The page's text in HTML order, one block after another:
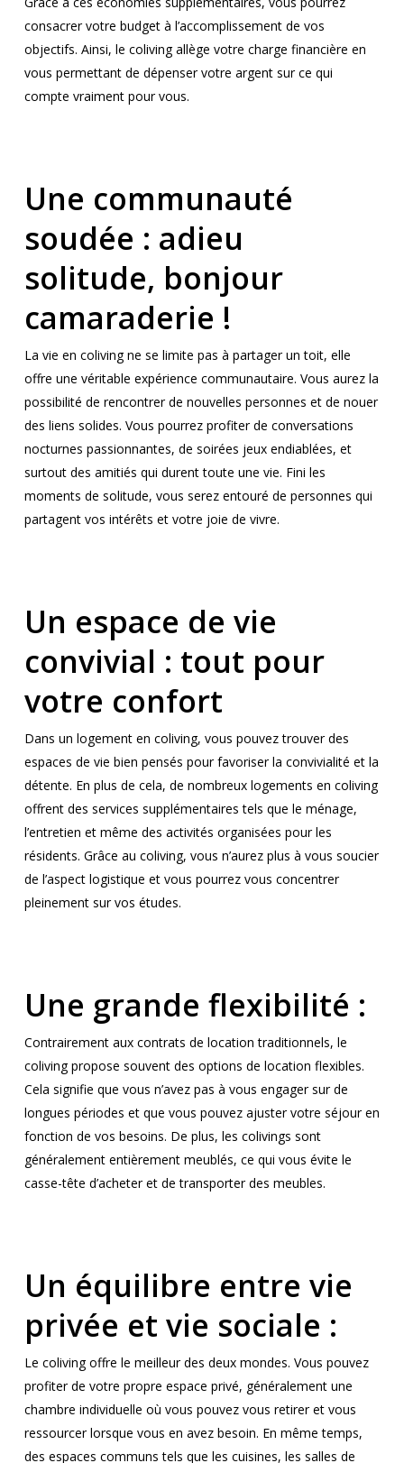
consacrer votre budget à l’accomplissement de vos
objectifs. Ainsi, le coliving allège votre charge financière en
vous permettant de dépenser votre argent sur ce qui
compte vraiment pour vous.
Une communauté
soudée : adieu
solitude, bonjour
camaraderie !
La vie en coliving ne se limite pas à partager un toit, elle
offre une véritable expérience communautaire. Vous aurez la
possibilité de rencontrer de nouvelles personnes et de nouer
des liens solides. Vous pourrez profiter de conversations
nocturnes passionnantes, de soirées jeux endiablées, et
surtout des amitiés qui durent toute une vie. Fini les
moments de solitude, vous serez entouré de personnes qui
partagent vos intérêts et votre joie de vivre.
Un espace de vie
convivial : tout pour
votre confort
Dans un logement en coliving, vous pouvez trouver des
espaces de vie bien pensés pour favoriser la convivialité et la
détente. En plus de cela, de nombreux logements en coliving
offrent des services supplémentaires tels que le ménage,
l’entretien et même des activités organisées pour les
résidents. Grâce au coliving, vous n’aurez plus à vous soucier
de l’aspect logistique et vous pourrez vous concentrer
pleinement sur vos études.
Une grande flexibilité :
Contrairement aux contrats de location traditionnels, le
coliving propose souvent des options de location flexibles.
Cela signifie que vous n’avez pas à vous engager sur de
longues périodes et que vous pouvez ajuster votre séjour en
fonction de vos besoins. De plus, les colivings sont
généralement entièrement meublés, ce qui vous évite le
casse-tête d’acheter et de transporter des meubles.
Un équilibre entre vie
privée et vie sociale :
Le coliving offre le meilleur des deux mondes. Vous pouvez
profiter de votre propre espace privé, généralement une
chambre individuelle où vous pouvez vous retirer et vous
ressourcer lorsque vous en avez besoin. En même temps,
des espaces communs tels que les cuisines, les salles de